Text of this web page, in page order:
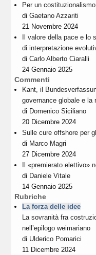
Per un
diGaetano Azzariti
21 Novembre 2024
Il valore della pace e lo
di interpretazione
diCarlo Alberto Ciaralli
24 Gennaio 2025
Commenti
Kant, il
governance globale e la
di Domenico Siciliano
20 Dicembre 2024
Sulle cure offshore per
di Marco Magri
27 Dicembre 2024
Il «premierato elettivo»
di Daniele Vitale
14 Gennaio 2025
Rubriche
La forza delle idee
La sovranità fra
nell’epilogo weimariano
di Ulderico Pomarici
11 Dicembre 2024